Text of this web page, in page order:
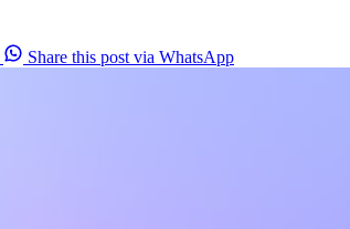
Share this post via WhatsApp